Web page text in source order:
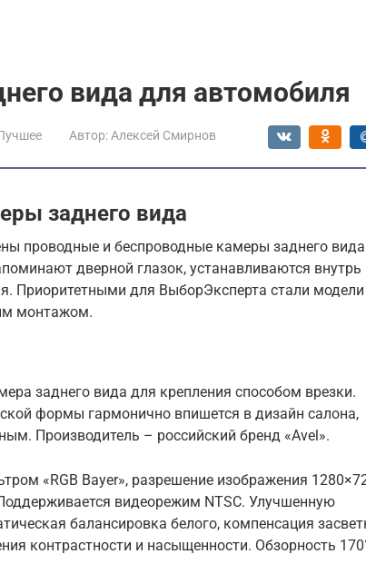
вида для автомобиля
Автор: Алексей Смирнов
заднего вида
проводные и беспроводные камеры заднего вида
дверной глазок, устанавливаются внутрь
Приоритетными для ВыборЭксперта стали модели
монтажом.
заднего вида для крепления способом врезки.
формы гармонично впишется в дизайн салона,
Производитель – российский бренд «Avel».
«RGB Bayer», разрешение изображения
видеорежим NTSC. Улучшенную
балансировка белого, компенсация
контрастности и насыщенности. Обзорность